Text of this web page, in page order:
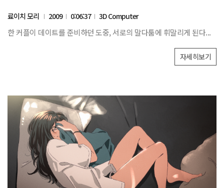
료이치 모리 2009 0:06:37 3D Computer
한 커플이 데이트를 준비하던 도중, 서로의 말다툼에 휘말리게 된다...
자세히보기